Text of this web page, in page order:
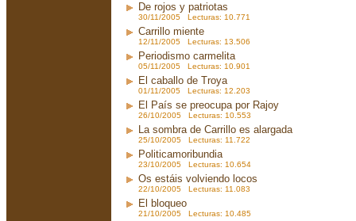
De rojos y patriotas
30/11/2005 Lecturas: 10.771
Carrillo miente
12/11/2005 Lecturas: 13.506
Periodismo carmelita
05/11/2005 Lecturas: 10.901
El caballo de Troya
01/11/2005 Lecturas: 12.203
El País se preocupa por Rajoy
26/10/2005 Lecturas: 10.553
La sombra de Carrillo es alargada
25/10/2005 Lecturas: 11.722
Politicamoribundia
23/10/2005 Lecturas: 10.654
Os estáis volviendo locos
22/10/2005 Lecturas: 11.083
El bloqueo
21/10/2005 Lecturas: 10.485